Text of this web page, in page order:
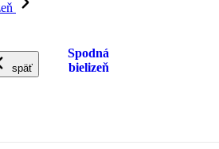
späť
Spodná
bielizeň